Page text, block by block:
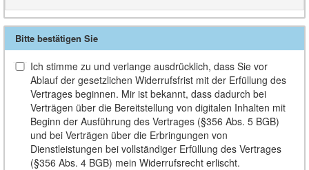
Bitte bestätigen Sie
Ich stimme zu und verlange ausdrücklich, dass Sie vor
Ablauf der gesetzlichen Widerrufsfrist mit der Erfüllung des
Vertrages beginnen. Mir ist bekannt, dass dadurch bei
Verträgen über die Bereitstellung von digitalen Inhalten mit
Beginn der Ausführung des Vertrages (§356 Abs. 5 BGB)
und bei Verträgen über die Erbringungen von
Dienstleistungen bei vollständiger Erfüllung des Vertrages
(§356 Abs. 4 BGB) mein Widerrufsrecht erlischt.